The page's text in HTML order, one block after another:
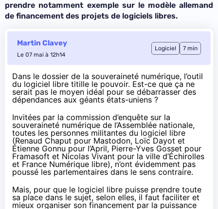
prendre notamment exemple sur le modèle allemand
de financement des projets de logiciels libres.
Martin Clavey
Le 07 mai à 12h14
Logiciel 7 min
Dans le dossier de la souveraineté numérique, l’outil
du logiciel libre titille le pouvoir. Est-ce que ça ne
serait pas le moyen idéal pour se débarrasser des
dépendances aux géants états-uniens ?
Invitées par la commission d’enquête sur la
souveraineté numérique de l’Assemblée nationale,
toutes les personnes militantes du logiciel libre
(Renaud Chaput pour Mastodon, Loïc Dayot et
Étienne Gonnu pour l’April, Pierre-Yves Gosset pour
Framasoft et Nicolas Vivant pour la ville d’Échirolles
et France Numérique libre), n’ont évidemment pas
poussé les parlementaires dans le sens contraire.
Mais, pour que le logiciel libre puisse prendre toute
sa place dans le sujet, selon elles, il faut faciliter et
mieux organiser son financement par la puissance